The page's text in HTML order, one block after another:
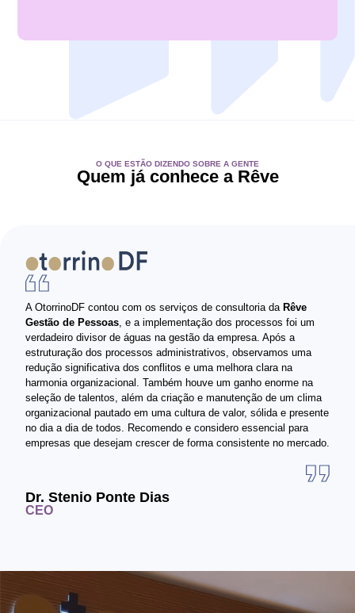
O QUE ESTÃO DIZENDO SOBRE A GENTE
Quem já conhece a Rêve
A OtorrinoDF contou com os serviços de consultoria da Rêve
Gestão de Pessoas , e a implementação dos processos foi um
verdadeiro divisor de águas na gestão da empresa. Após a
estruturação dos processos administrativos, observamos uma
redução significativa dos conflitos e uma melhora clara na
harmonia organizacional. Também houve um ganho enorme na
seleção de talentos, além da criação e manutenção de um clima
organizacional pautado em uma cultura de valor, sólida e presente
no dia a dia de todos. Recomendo e considero essencial para
empresas que desejam crescer de forma consistente no mercado.
Dr. Stenio Ponte Dias
CEO